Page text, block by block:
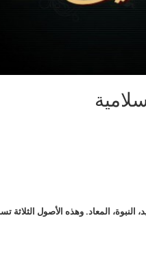
النبوة، المعاد. وهذه الأصول الثلاثة